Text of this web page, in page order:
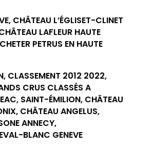
CHÂTEAU L’ÉGLISET-CLINET
LAFLEUR HAUTE
PETRUS EN HAUTE
CLASSEMENT 2012 2022,
CRUS CLASSÉS A
SAINT-ÉMILION, CHÂTEAU
CHÂTEAU ANGELUS,
ANNECY,
BLANC GENEVE